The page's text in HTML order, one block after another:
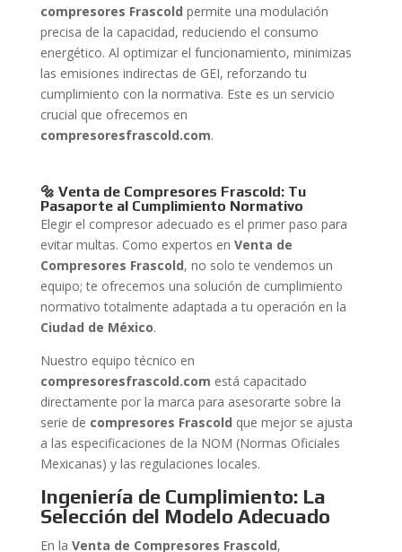
compresores Frascold permite una modulación
precisa de la capacidad, reduciendo el consumo
energético. Al optimizar el funcionamiento, minimizas
las emisiones indirectas de GEI, reforzando tu
cumplimiento con la normativa. Este es un servicio
crucial que ofrecemos en
compresoresfrascold.com.
🔩 Venta de Compresores Frascold: Tu
Pasaporte al Cumplimiento Normativo
Elegir el compresor adecuado es el primer paso para
evitar multas. Como expertos en Venta de
Compresores Frascold, no solo te vendemos un
equipo; te ofrecemos una solución de cumplimiento
normativo totalmente adaptada a tu operación en la
Ciudad de México.
Nuestro equipo técnico en
compresoresfrascold.com está capacitado
directamente por la marca para asesorarte sobre la
serie de compresores Frascold que mejor se ajusta
a las especificaciones de la NOM (Normas Oficiales
Mexicanas) y las regulaciones locales.
Ingeniería de Cumplimiento: La
Selección del Modelo Adecuado
En la Venta de Compresores Frascold,